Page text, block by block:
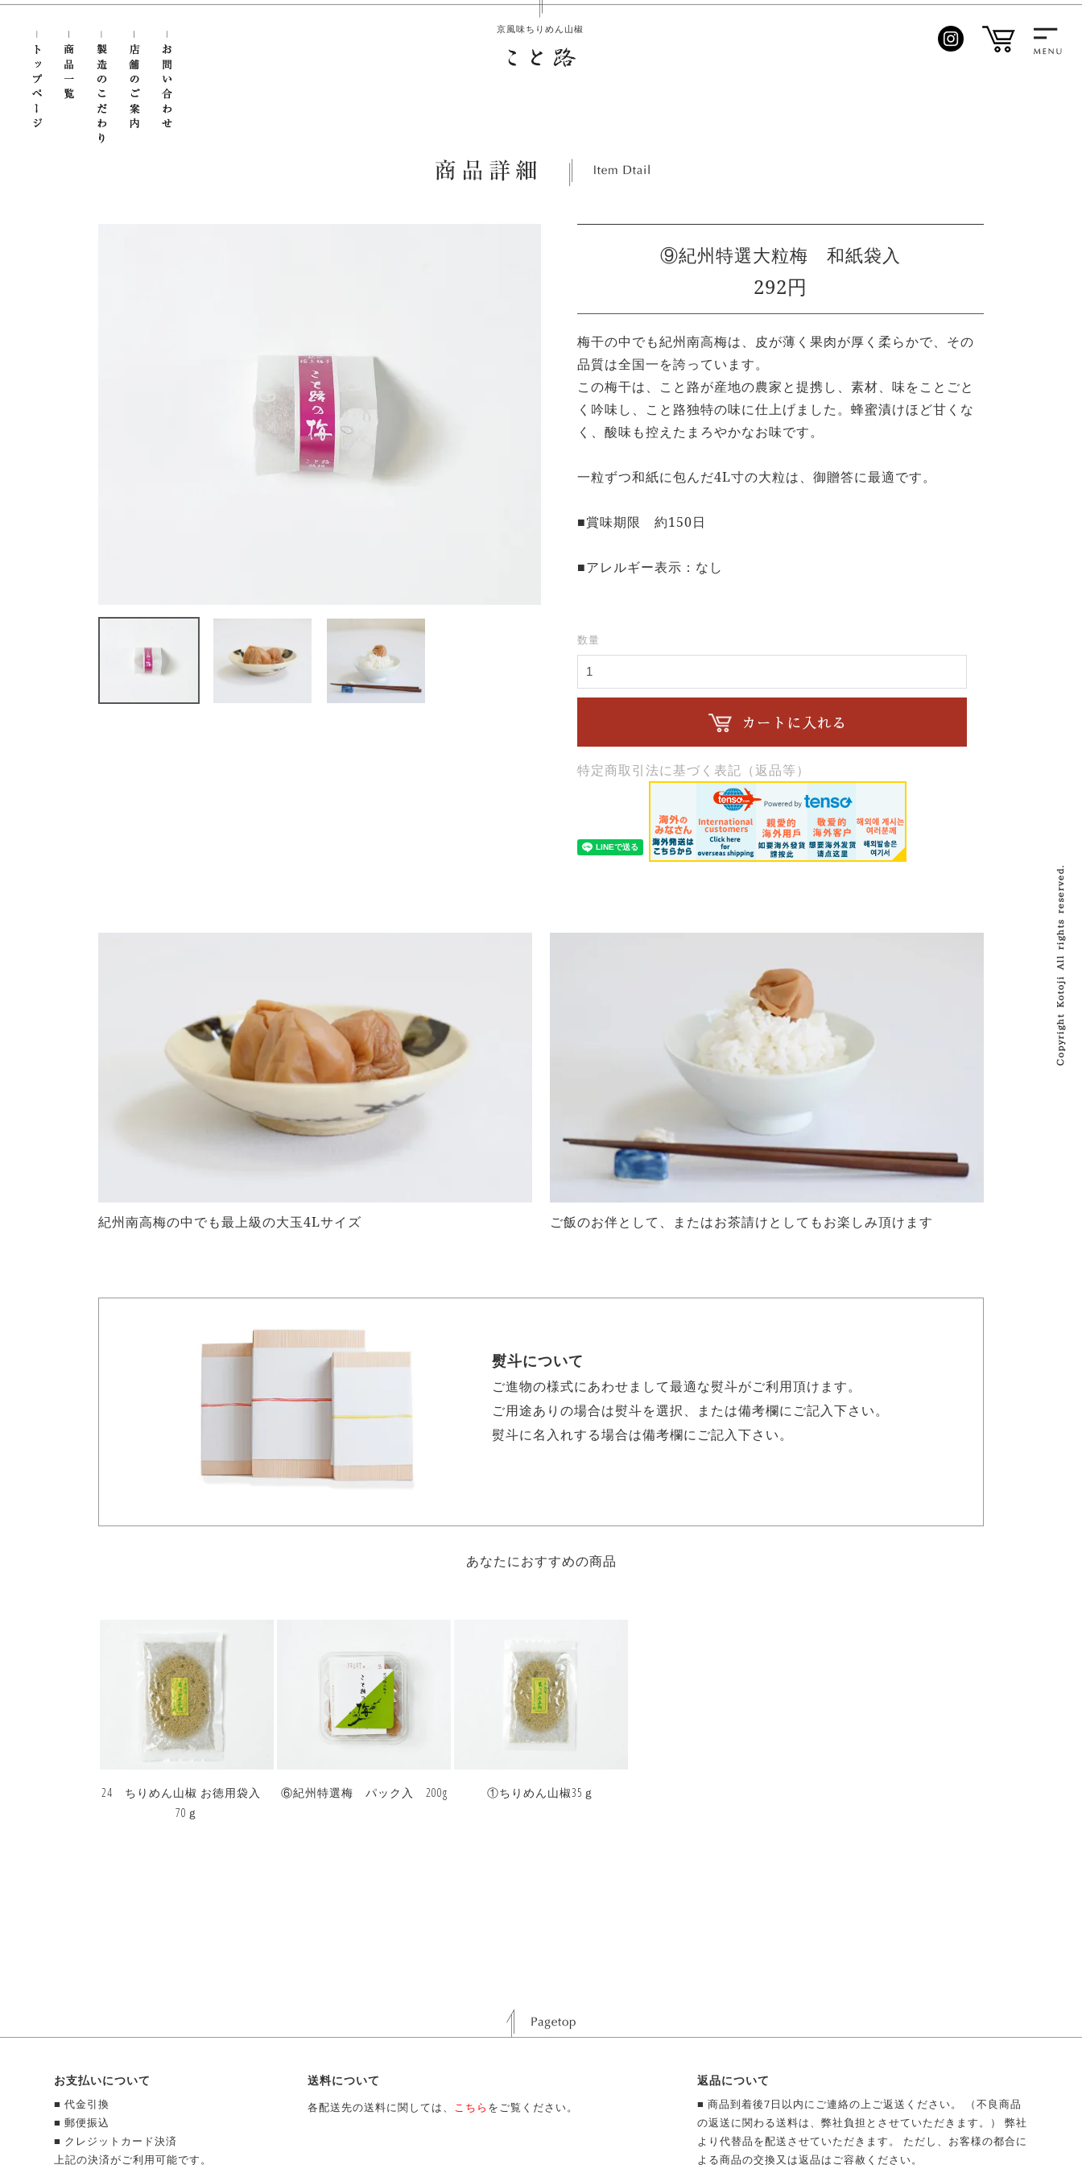
京風味ちりめん山椒
⑨紀州特選大粒梅 和紙袋入
292円
梅干の中でも紀州南高梅は、皮が薄く果肉が厚く柔らかで、その
品質は全国一を誇っています。
この梅干は、こと路が産地の農家と提携し、素材、味をことごと
く吟味し、こと路独特の味に仕上げました。蜂蜜漬けほど甘くな
く、酸味も控えたまろやかなお味です。
一粒ずつ和紙に包んだ4L寸の大粒は、御贈答に最適です。
■賞味期限 約150日
■アレルギー表示：なし
数量
特定商取引法に基づく表記（返品等）
紀州南高梅の中でも最上級の大玉4Lサイズ ご飯のお伴として、またはお茶請けとしてもお楽しみ頂けます
熨斗について
ご進物の様式にあわせまして最適な熨斗がご利用頂けます。
ご用途ありの場合は熨斗を選択、または備考欄にご記入下さい。
熨斗に名入れする場合は備考欄にご記入下さい。
あなたにおすすめの商品
24 ちりめん山椒 お徳用袋入
70ｇ
⑥紀州特選梅 パック入 200g ①ちりめん山椒35ｇ
お支払いについて
■ 代金引換
■ 郵便振込
■ クレジットカード決済
上記の決済がご利用可能です。
送料について
各配送先の送料に関しては、 こちら をご覧ください。
返品について
■ 商品到着後7日以内にご連絡の上ご返送ください。 （不良商品
の返送に関わる送料は、弊社負担とさせていただきます。） 弊社
より代替品を配送させていただきます。 ただし、お客様の都合に
よる商品の交換又は返品はご容赦ください。